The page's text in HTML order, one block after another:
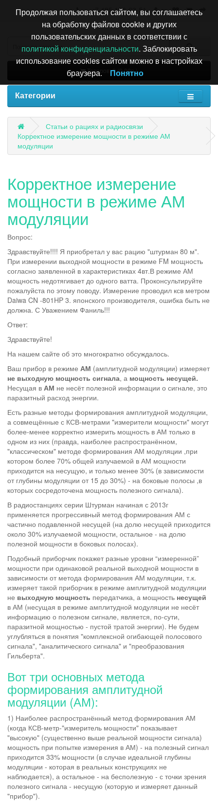
+7 495 196-63-51
Товаров: 0 (0.00р.)
Категории
Статьи о рациях и радиосвязи
Корректное измерение мощности в режиме АМ
модуляции
Корректное измерение
мощности в режиме АМ
модуляции
Вопрос:
Здравствуйте!!!! Я приобретал у вас рацию "штурман 80 м".
При измерении выходной мощности в режиме FM мощность
согласно заявленной в характеристиках 4вт.В режиме АМ
мощность недотягивает до одного ватта. Проконсультируйте
пожалуйста по этому поводу. Измерение проводил ксв метром
Daiwa CN -801HP 3. японского производителя, ошибка быть не
должна. С Уважением Фаниль!!!
Ответ:
Здравствуйте!
На нашем сайте об это многократно обсуждалось.
Ваш прибор в режиме АМ (амплитудной модуляции) измеряет
не выходную мощность сигнала, а мощность несущей.
Несущая в АМ не несёт полезной информации о сигнале, это
паразитный расход энергии.
Есть разные методы формирования амплитудной модуляции,
а совмещённые с КСВ-метрами "измерители мощности" могут
более-менее корректно измерить мощность в АМ только в
одном из них (правда, наиболее распространённом,
"классическом" методе формирования АМ модуляции ,при
котором более 70% общей излучаемой в АМ мощности
приходится на несущую, и только менее 30% (в зависимости
от глубины модуляции от 15 до 30%) - на боковые полосы ,в
которых сосредоточена мощность полезного сигнала).
В радиостанциях серии Штурман начиная с 2013г
применяется прогрессивный метод формирования АМ с
частично подавленной несущей (на долю несущей приходится
около 30% излучаемой мощности, остальное - на долю
полезной мощности в боковых полосах).
Подобный приборчик покажет разные уровни “измеренной”
мощности при одинаковой реальной выходной мощности в
зависимости от метода формирования АМ модуляции, т.к.
измеряет такой приборчик в режиме амплитудной модуляции
не выходную мощность передатчика, а мощность несущей
в АМ (несущая в режиме амплитудной модуляции не несёт
информацию о полезном сигнале, является, по-сути,
паразитной мощностью - пустой тратой энергии). Не будем
углубляться в понятия "комплексной огибающей полосового
сигнала", "аналитического сигнала" и "преобразования
Гильберта".
Вот три основных метода
формирования амплитудной
модуляции (АМ):
1) Наиболее распространённый метод формирования АМ
(когда КСВ-метр-"измеритель мощности" показывает
"высокую" (существенно выше реальной мощности сигнала)
мощность при попытке измерения в АМ) - на полезный сигнал
приходится 33% мощности (в случае идеальной глубины
модуляции - которая в реальных конструкциях не
наблюдается), а остальное - на бесполезную - с точки зрения
полезного сигнала - несущую (которую и измеряет данный
"прибор").
Продолжая пользоваться сайтом, вы соглашаетесь
на обработку файлов cookie и других
пользовательских данных в соответствии с
политикой конфиденциальности. Заблокировать
использование cookies сайтом можно в настройках
браузера.
Понятно